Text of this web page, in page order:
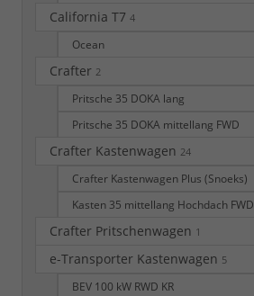
California T7 4
Ocean
Crafter 2
Pritsche 35 DOKA lang
Pritsche 35 DOKA mittellang FWD
Crafter Kastenwagen 24
Crafter Kastenwagen Plus (Snoeks)
Kasten 35 mittellang Hochdach FWD
Crafter Pritschenwagen 1
e-Transporter Kastenwagen 5
BEV 100 kW RWD KR